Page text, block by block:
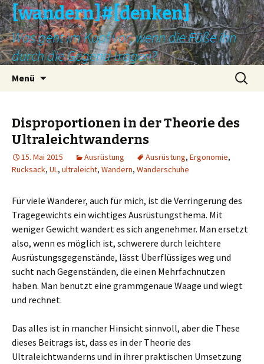
[wandern]#[denken]
Was geht im Kopf vor, wenn die Füße ihn
durch die Gegend tragen?
Menü
Suche
nach:
Disproportionen in der Theorie des
Ultraleichtwanderns
15. Mai 2015 Ausrüstung Ausrüstung, Ergonomie,
Rucksack, UL, ultraleicht, Wandern, Wanderschuhe
Für viele Wanderer, auch für mich, ist die Verringerung des
Tragegewichts ein wichtiges Ausrüstungsthema. Mit
weniger Gewicht wandert es sich angenehmer. Man ersetzt
also, wenn es möglich ist, schwerere durch leichtere
Ausrüstungsgegenstände, lässt Überflüssiges weg und
sucht nach Gegenständen, die einen Mehrfachnutzen
haben. Man benutzt eine grammgenaue Waage und wiegt
und rechnet.
Das alles ist in mancher Hinsicht sinnvoll, aber die These
dieses Beitrags ist, dass es in der Theorie des
Ultraleichtwanderns und in ihrer praktischen Umsetzung